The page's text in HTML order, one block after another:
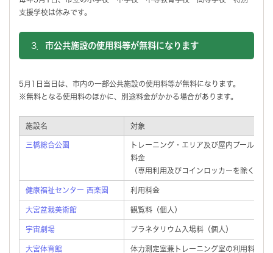
支援学校は休みです。
3． 市公共施設の使用料等が無料になります
5月1日当日は、市内の一部公共施設の使用料等が無料になります。
※無料となる使用料のほかに、別途料金がかかる場合があります。
施設名 対象
三橋総合公園
トレーニング・エリア及び屋内プールの利
料金
（専用利用及びコインロッカーを除く。）
健康福祉センター 西楽園 利用料金
大宮盆栽美術館 観覧料（個人）
宇宙劇場 プラネタリウム入場料（個人）
大宮体育館
体力測定室兼トレーニング室の利用料金（